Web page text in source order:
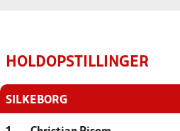
HOLDOPSTILLINGER
SILKEBORG